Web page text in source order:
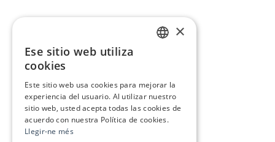
×
Ese sitio web utiliza
cookies
Este sitio web usa cookies para mejorar la
experiencia del usuario. Al utilizar nuestro
sitio web, usted acepta todas las cookies de
acuerdo con nuestra Política de cookies.
Llegir-ne més